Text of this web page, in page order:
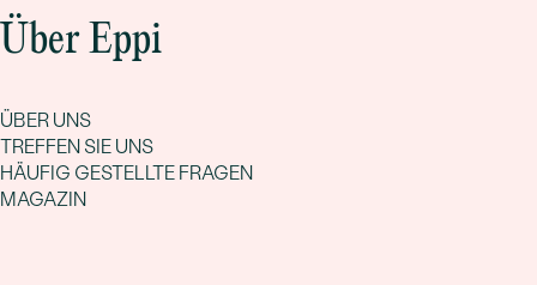
Über Eppi
ÜBER UNS
TREFFEN SIE UNS
HÄUFIG GESTELLTE FRAGEN
MAGAZIN